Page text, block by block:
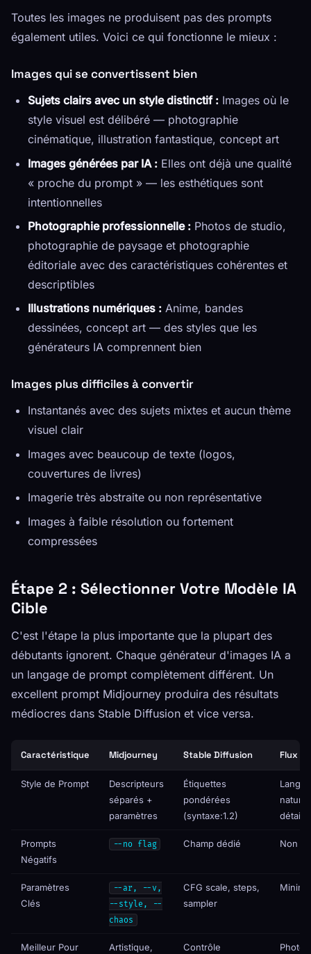
Toutes les images ne produisent pas des prompts
également utiles. Voici ce qui fonctionne le mieux :
Images qui se convertissent bien
Sujets clairs avec un style distinctif : Images où le
style visuel est délibéré — photographie
cinématique, illustration fantastique, concept art
Images générées par IA : Elles ont déjà une qualité
« proche du prompt » — les esthétiques sont
intentionnelles
Photographie professionnelle : Photos de studio,
photographie de paysage et photographie
éditoriale avec des caractéristiques cohérentes et
descriptibles
Illustrations numériques : Anime, bandes
dessinées, concept art — des styles que les
générateurs IA comprennent bien
Images plus difficiles à convertir
Instantanés avec des sujets mixtes et aucun thème
visuel clair
Images avec beaucoup de texte (logos,
couvertures de livres)
Imagerie très abstraite ou non représentative
Images à faible résolution ou fortement
compressées
Étape 2 : Sélectionner Votre Modèle IA
Cible
C'est l'étape la plus importante que la plupart des
débutants ignorent. Chaque générateur d'images IA a
un langage de prompt complètement différent. Un
excellent prompt Midjourney produira des résultats
médiocres dans Stable Diffusion et vice versa.
Caractéristique Midjourney Stable Diffusion Flux
Style de Prompt
Descripteurs
séparés +
paramètres
Étiquettes
pondérées
(syntaxe:1.2)
naturel
détaillé
Prompts
Négatifs
--no flag Champ dédié Non
Paramètres
Clés
--ar, --v,
--style, --
chaos
CFG scale, steps,
sampler
Meilleur Pour
Artistique,
Contrôle